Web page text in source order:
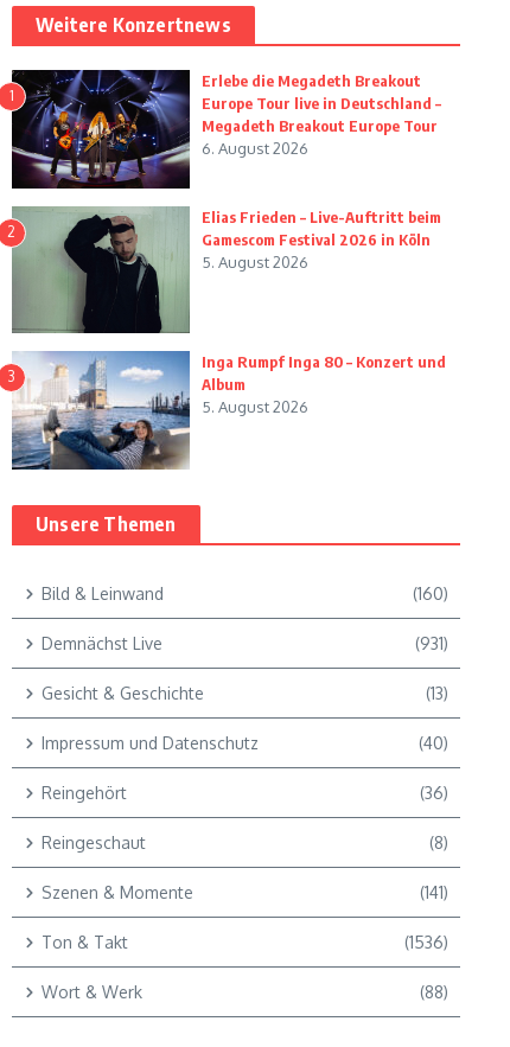
Weitere Konzertnews
1
Erlebe die Megadeth Breakout
Europe Tour live in Deutschland –
Megadeth Breakout Europe Tour
6. August 2026
2
Elias Frieden – Live-Auftritt beim
Gamescom Festival 2026 in Köln
5. August 2026
3
Inga Rumpf Inga 80 – Konzert und
Album
5. August 2026
Unsere Themen
Bild & Leinwand (160)
Demnächst Live (931)
Gesicht & Geschichte (13)
Impressum und Datenschutz (40)
Reingehört (36)
Reingeschaut (8)
Szenen & Momente (141)
Ton & Takt (1536)
Wort & Werk (88)